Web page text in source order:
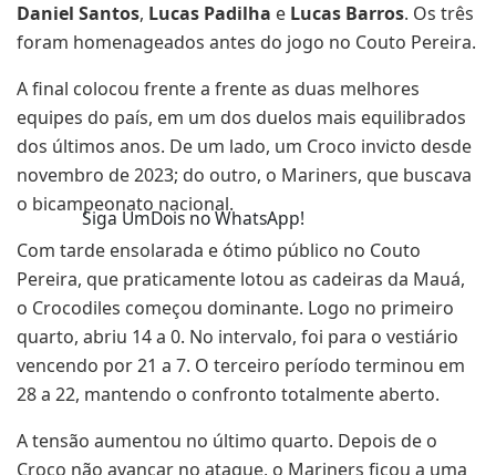
Daniel Santos, Lucas Padilha e Lucas Barros. Os três
foram homenageados antes do jogo no Couto Pereira.
A final colocou frente a frente as duas melhores
equipes do país, em um dos duelos mais equilibrados
dos últimos anos. De um lado, um Croco invicto desde
novembro de 2023; do outro, o Mariners, que buscava
o bicampeonato nacional.
Siga UmDois no WhatsApp!
Com tarde ensolarada e ótimo público no Couto
Pereira, que praticamente lotou as cadeiras da Mauá,
o Crocodiles começou dominante. Logo no primeiro
quarto, abriu 14 a 0. No intervalo, foi para o vestiário
vencendo por 21 a 7. O terceiro período terminou em
28 a 22, mantendo o confronto totalmente aberto.
A tensão aumentou no último quarto. Depois de o
Croco não avançar no ataque, o Mariners ficou a uma